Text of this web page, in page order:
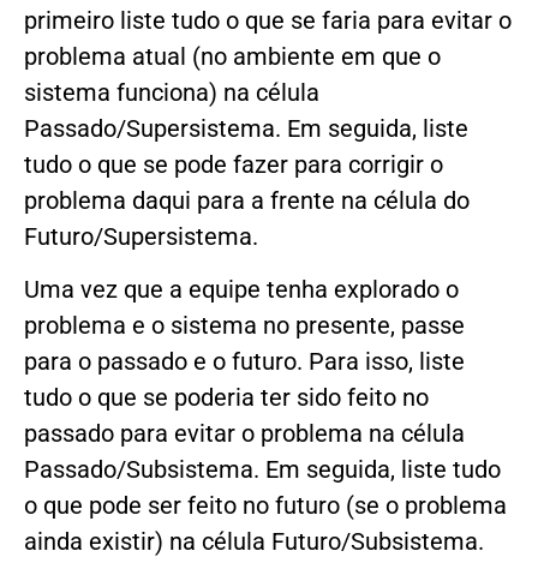
primeiro liste tudo o que se faria para evitar o
problema atual (no ambiente em que o
sistema funciona) na célula
Passado/Supersistema. Em seguida, liste
tudo o que se pode fazer para corrigir o
problema daqui para a frente na célula do
Futuro/Supersistema.
Uma vez que a equipe tenha explorado o
problema e o sistema no presente, passe
para o passado e o futuro. Para isso, liste
tudo o que se poderia ter sido feito no
passado para evitar o problema na célula
Passado/Subsistema. Em seguida, liste tudo
o que pode ser feito no futuro (se o problema
ainda existir) na célula Futuro/Subsistema.